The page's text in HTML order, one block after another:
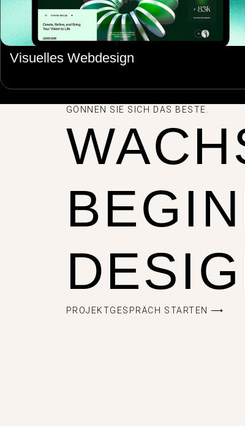
Visuelles Webdesign
GÖNNEN SIE SICH DAS BESTE.
PROJEKTGESPRÄCH STARTEN ⟶